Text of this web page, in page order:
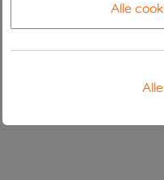
Alle